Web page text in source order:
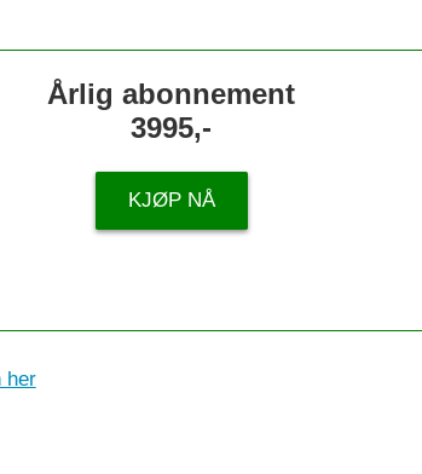
Årlig abonnement
3995,-
KJØP NÅ
her